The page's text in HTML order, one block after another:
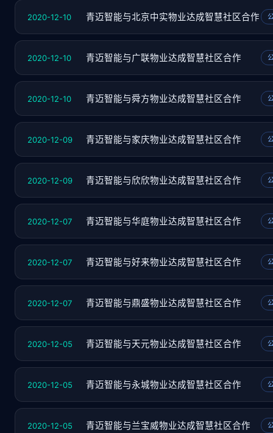
2020-12-10 青迈智能与北京中实物业达成智慧社区合作
2020-12-10 青迈智能与广联物业达成智慧社区合作
2020-12-10 青迈智能与舜方物业达成智慧社区合作
2020-12-09 青迈智能与家庆物业达成智慧社区合作
2020-12-09 青迈智能与欣欣物业达成智慧社区合作
2020-12-07 青迈智能与华庭物业达成智慧社区合作
2020-12-07 青迈智能与好来物业达成智慧社区合作
2020-12-07 青迈智能与鼎盛物业达成智慧社区合作
2020-12-05 青迈智能与天元物业达成智慧社区合作
2020-12-05 青迈智能与永城物业达成智慧社区合作
2020-12-05 青迈智能与兰宝威物业达成智慧社区合作